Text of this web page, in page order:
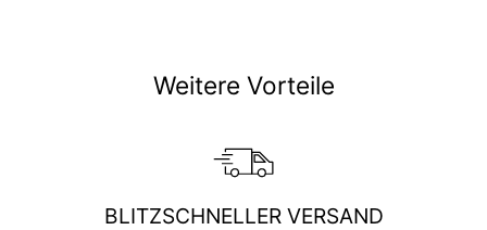
Weitere Vorteile
BLITZSCHNELLER VERSAND